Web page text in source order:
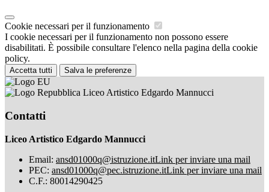
Cookie necessari per il funzionamento
I cookie necessari per il funzionamento non possono essere
disabilitati. È possibile consultare l'elenco nella pagina della cookie
policy.
Accetta tutti Salva le preferenze
Liceo Artistico Edgardo Mannucci
Contatti
Liceo Artistico Edgardo Mannucci
Email: ansd01000q@istruzione.itLink per inviare una mail
PEC: ansd01000q@pec.istruzione.itLink per inviare una mail
C.F.: 80014290425